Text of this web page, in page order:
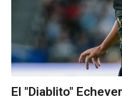
El "Diablito"